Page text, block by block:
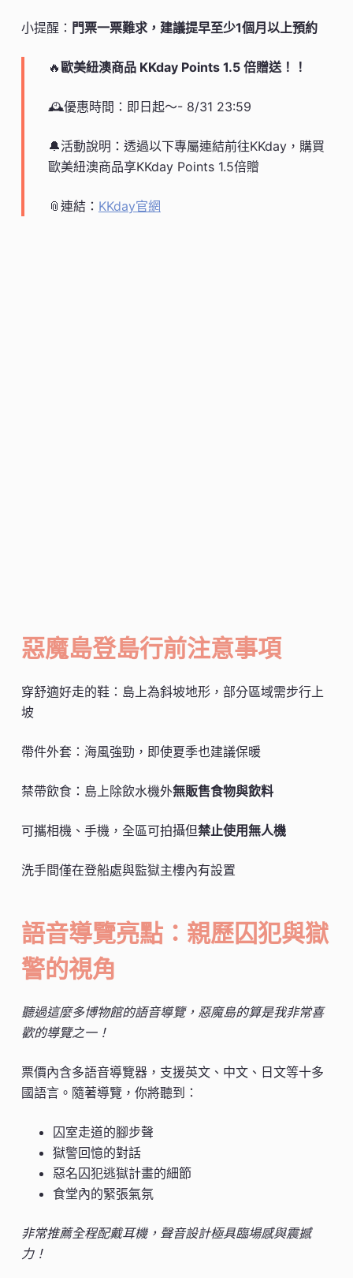
小提醒： 門票一票難求，建議提早至少1個月以上預約
🔥歐美紐澳商品 KKday Points 1.5 倍贈送！！
🕰️優惠時間：即日起～- 8/31 23:59
🔔活動說明：透過以下專屬連結前往KKday，購買
歐美紐澳商品享KKday Points 1.5倍贈
📎連結： KKday官網
惡魔島登島行前注意事項
穿舒適好走的鞋：島上為斜坡地形，部分區域需步行上
坡
帶件外套：海風強勁，即使夏季也建議保暖
禁帶飲食：島上除飲水機外無販售食物與飲料
可攜相機、手機，全區可拍攝但禁止使用無人機
洗手間僅在登船處與監獄主樓內有設置
語音導覽亮點：親歷囚犯與獄
警的視角
聽過這麼多博物館的語音導覽，惡魔島的算是我非常喜
歡的導覽之一！
票價內含多語音導覽器，支援英文、中文、日文等十多
國語言。隨著導覽，你將聽到：
囚室走道的腳步聲
獄警回憶的對話
惡名囚犯逃獄計畫的細節
食堂內的緊張氣氛
非常推薦全程配戴耳機，聲音設計極具臨場感與震撼
力！